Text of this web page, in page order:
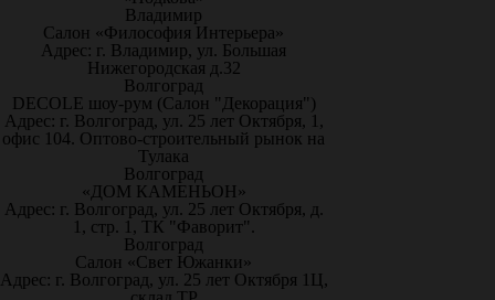
Владимир
Салон «Философия Интерьера»
Адрес: г. Владимир, ул. Большая
Нижегородская д.32
Волгоград
DECOLE шоу-рум (Салон "Декорация")
Адрес: г. Волгоград, ул. 25 лет Октября, 1,
офис 104. Оптово-строительный рынок на
Тулака
Волгоград
«ДОМ КАМЕНЬОН»
Адрес: г. Волгоград, ул. 25 лет Октября, д.
1, стр. 1, ТК "Фаворит".
Волгоград
Салон «Свет Южанки»
Адрес: г. Волгоград, ул. 25 лет Октября 1Ц,